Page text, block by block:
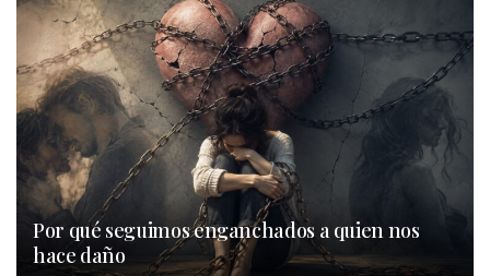
Por qué seguimos enganchados a quien nos
hace daño